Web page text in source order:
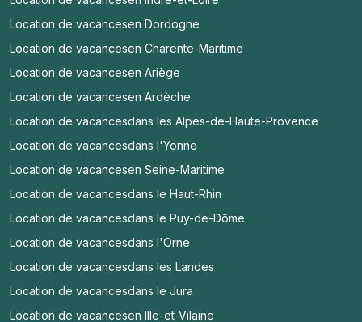
Location de vacancesen Dordogne
Location de vacancesen Charente-Maritime
Location de vacancesen Ariège
Location de vacancesen Ardèche
Location de vacancesdans les Alpes-de-Haute-Provence
Location de vacancesdans l'Yonne
Location de vacancesen Seine-Maritime
Location de vacancesdans le Haut-Rhin
Location de vacancesdans le Puy-de-Dôme
Location de vacancesdans l'Orne
Location de vacancesdans les Landes
Location de vacancesdans le Jura
Location de vacancesen Ille-et-Vilaine